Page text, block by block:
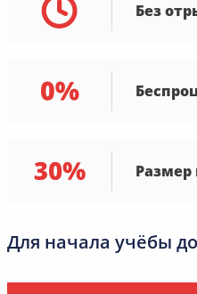
Без
Размер
Для начала учёбы